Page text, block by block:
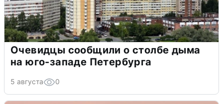
Очевидцы сообщили о столбе дыма
на юго-западе Петербурга
5 августа 0